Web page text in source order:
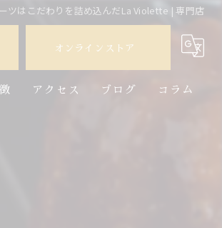
ツはこだわりを詰め込んだLa Violette | 専門店
オンラインストア
アクセス ブログ コラム